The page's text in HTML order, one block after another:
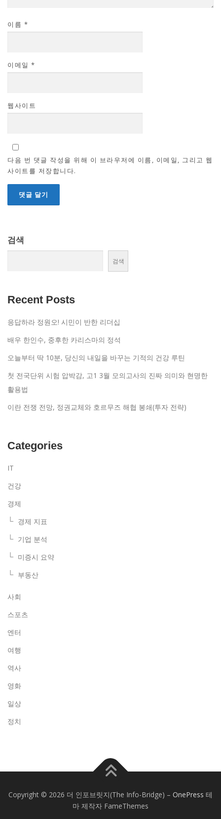
이름 *
이메일 *
웹사이트
다음 번 댓글 작성을 위해 이 브라우저에 이름, 이메일, 그리고 웹
사이트를 저장합니다.
검색
검색
Recent Posts
응답하라 정원오! 시민이 반한 리더십
배우 한인수, 중후한 카리스마의 정석
오늘부터 딱 10분, 당신의 내일을 바꾸는 기적의 건강 루틴
첫 전국단위 시험 압박감, 고1 3월 모의고사의 진짜 의미와 현명한
활용법
이란 전쟁 전망, 정권교체와 호르무즈 해협 봉쇄(투자 전략)
Categories
IT
건강
경제
경제 지표
기업 분석
미증시 요약
부동산
사회
스포츠
엔터
여행
역사
영화
일상
정치
Copyright © 2026 더 인포브릿지(The Info-Bridge) – OnePress 테
마 제작자 FameThemes